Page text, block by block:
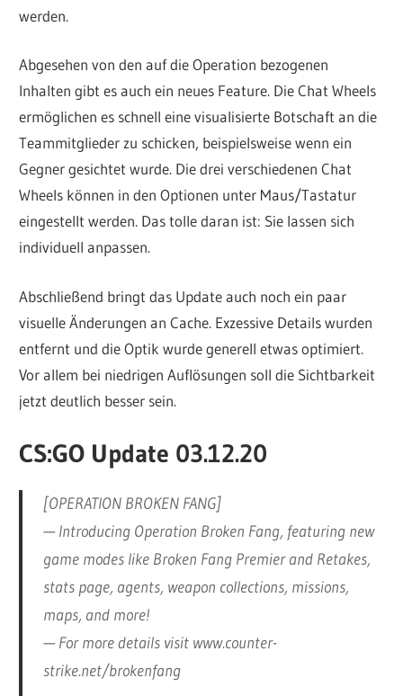
werden.
Abgesehen von den auf die Operation bezogenen
Inhalten gibt es auch ein neues Feature. Die Chat Wheels
ermöglichen es schnell eine visualisierte Botschaft an die
Teammitglieder zu schicken, beispielsweise wenn ein
Gegner gesichtet wurde. Die drei verschiedenen Chat
Wheels können in den Optionen unter Maus/Tastatur
eingestellt werden. Das tolle daran ist: Sie lassen sich
individuell anpassen.
Abschließend bringt das Update auch noch ein paar
visuelle Änderungen an Cache. Exzessive Details wurden
entfernt und die Optik wurde generell etwas optimiert.
Vor allem bei niedrigen Auflösungen soll die Sichtbarkeit
jetzt deutlich besser sein.
CS:GO Update 03.12.20
[OPERATION BROKEN FANG]
— Introducing Operation Broken Fang, featuring new
game modes like Broken Fang Premier and Retakes,
stats page, agents, weapon collections, missions,
maps, and more!
— For more details visit www.counter-
strike.net/brokenfang